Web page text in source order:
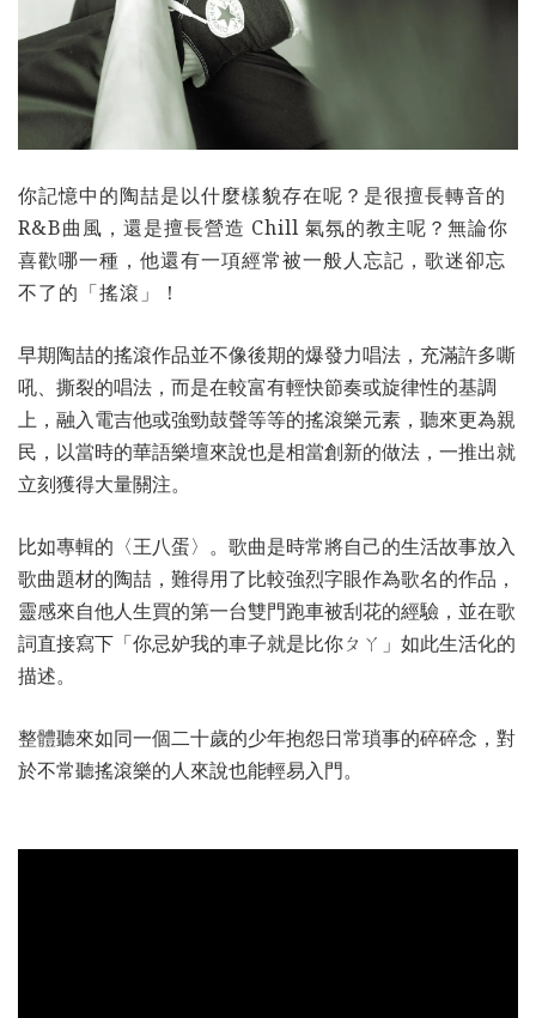
你記憶中的陶喆是以什麼樣貌存在呢？是很擅長轉音的
R&B曲風，還是擅長營造 Chill 氣氛的教主呢？無論你
喜歡哪一種，他還有一項經常被一般人忘記，歌迷卻忘
不了的「搖滾」！
早期陶喆的搖滾作品並不像後期的爆發力唱法，充滿許多嘶
吼、撕裂的唱法，而是在較富有輕快節奏或旋律性的基調
上，融入電吉他或強勁鼓聲等等的搖滾樂元素，聽來更為親
民，以當時的華語樂壇來說也是相當創新的做法，一推出就
立刻獲得大量關注。
比如專輯的〈王八蛋〉。歌曲是時常將自己的生活故事放入
歌曲題材的陶喆，難得用了比較強烈字眼作為歌名的作品，
靈感來自他人生買的第一台雙門跑車被刮花的經驗，並在歌
詞直接寫下「你忌妒我的車子就是比你ㄆㄚ」如此生活化的
描述。
整體聽來如同一個二十歲的少年抱怨日常瑣事的碎碎念，對
於不常聽搖滾樂的人來說也能輕易入門。